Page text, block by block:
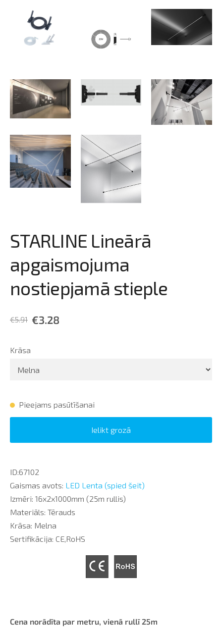
STARLINE Lineārā
apgaismojuma
nostiepjamā stieple
€5.91 €3.28
Krāsa
Pieejams pasūtīšanai
Ielikt grozā
ID:67102
Gaismas avots: LED Lenta (spied šeit)
Izmēri: 16x2x1000mm (25m rullis)
Materiāls: Tērauds
Krāsa: Melna
Sertifikācija: CE,RoHS
Cena norādīta par metru, vienā rullī 25m